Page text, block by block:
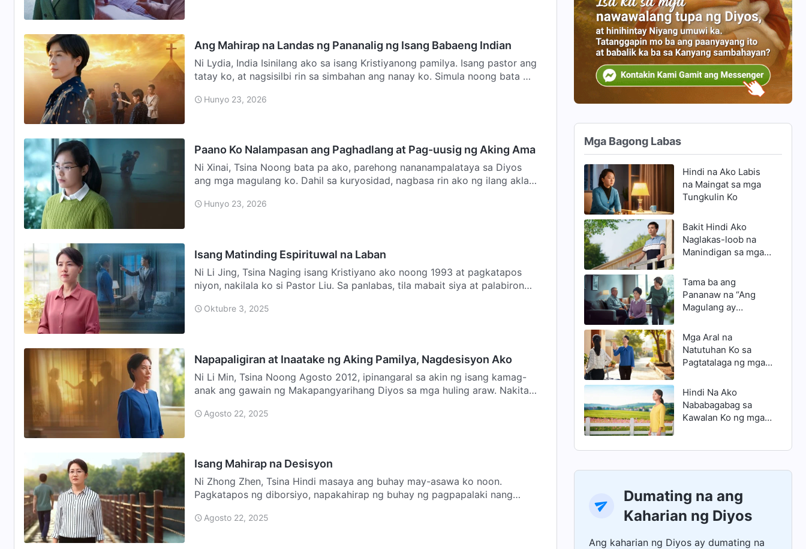
Ang Mahirap na Landas ng Pananalig ng Isang Babaeng Indian
Ni Lydia, India Isinilang ako sa isang Kristiyanong pamilya. Isang pastor ang
tatay ko, at nagsisilbi rin sa simbahan ang nanay ko. Simula noong bata …
Hunyo 23, 2026
Paano Ko Nalampasan ang Paghadlang at Pag-uusig ng Aking Ama
Ni Xinai, Tsina Noong bata pa ako, parehong nananampalataya sa Diyos
ang mga magulang ko. Dahil sa kuryosidad, nagbasa rin ako ng ilang aklat
Hunyo 23, 2026
Isang Matinding Espirituwal na Laban
Ni Li Jing, Tsina Naging isang Kristiyano ako noong 1993 at pagkatapos
niyon, nakilala ko si Pastor Liu. Sa panlabas, tila mabait siya at palabirong
Oktubre 3, 2025
Napapaligiran at Inaatake ng Aking Pamilya, Nagdesisyon Ako
Ni Li Min, Tsina Noong Agosto 2012, ipinangaral sa akin ng isang kamag-
anak ang gawain ng Makapangyarihang Diyos sa mga huling araw. Nakita
Agosto 22, 2025
Isang Mahirap na Desisyon
Ni Zhong Zhen, Tsina Hindi masaya ang buhay may-asawa ko noon.
Pagkatapos ng diborsiyo, napakahirap ng buhay ng pagpapalaki nang
Agosto 22, 2025
Mga Bagong Labas
Hindi na Ako Labis
na Maingat sa mga
Tungkulin Ko
Bakit Hindi Ako
Naglakas-loob na
Manindigan sa mga
Tama ba ang
Pananaw na “Ang
Magulang ay
Mga Aral na
Natutuhan Ko sa
Pagtatalaga ng mga
Tungkulin
Hindi Na Ako
Nababagabag sa
Kawalan Ko ng mga
Dumating na ang
Kaharian ng Diyos
Ang kaharian ng Diyos ay dumating na